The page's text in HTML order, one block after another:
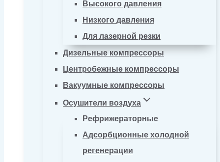
Высокого давления
Низкого давления
Для лазерной резки
Дизельные компрессоры
Центробежные компрессоры
Вакуумные компрессоры
Осушители воздуха
Рефрижераторные
Адсорбционные холодной
регенерации